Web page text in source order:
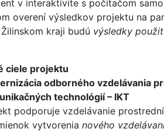
v interaktivite s počítačom
overení výsledkov projektu na
kraji budú výsledky
ciele projektu
odborného vzdelávania
technológií – IKT
podporuje vzdelávanie
vytvorenia nového